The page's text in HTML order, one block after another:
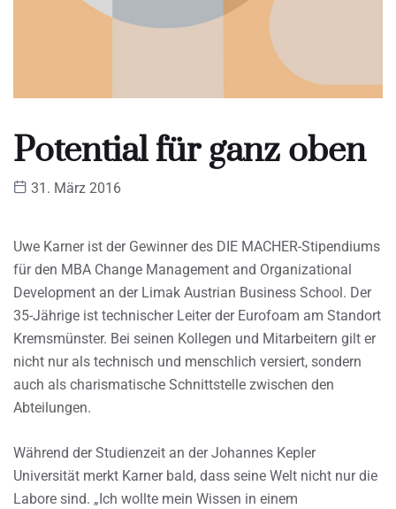
Potential für ganz oben
31. März 2016
Uwe Karner ist der Gewinner des DIE MACHER-Stipendiums
für den MBA Change Management and Organizational
Development an der Limak Austrian Business School. Der
35-Jährige ist technischer Leiter der Eurofoam am Standort
Kremsmünster. Bei seinen Kollegen und Mitarbeitern gilt er
nicht nur als technisch und menschlich versiert, sondern
auch als charismatische Schnittstelle zwischen den
Abteilungen.
Während der Studienzeit an der Johannes Kepler
Universität merkt Karner bald, dass seine Welt nicht nur die
Labore sind. „Ich wollte mein Wissen in einem